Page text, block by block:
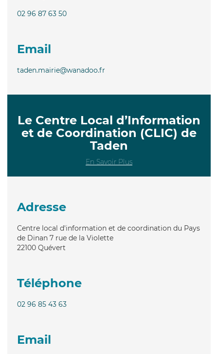
02 96 87 63 50
Email
taden.mairie@wanadoo.fr
Le Centre Local d’Information
et de Coordination (CLIC) de
Taden
En Savoir Plus
Adresse
Centre local d'information et de coordination du Pays
de Dinan 7 rue de la Violette
22100 Quévert
Téléphone
02 96 85 43 63
Email